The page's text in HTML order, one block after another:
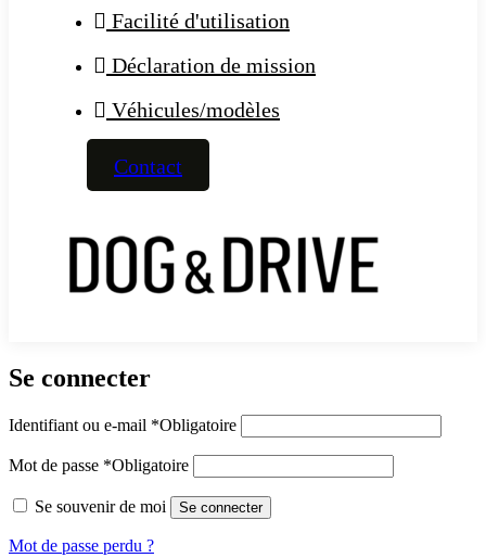
Facilité d'utilisation
Déclaration de mission
Véhicules/modèles
Contact
Se connecter
Identifiant ou e-mail *Obligatoire
Mot de passe *Obligatoire
Se souvenir de moi Se connecter
Mot de passe perdu ?